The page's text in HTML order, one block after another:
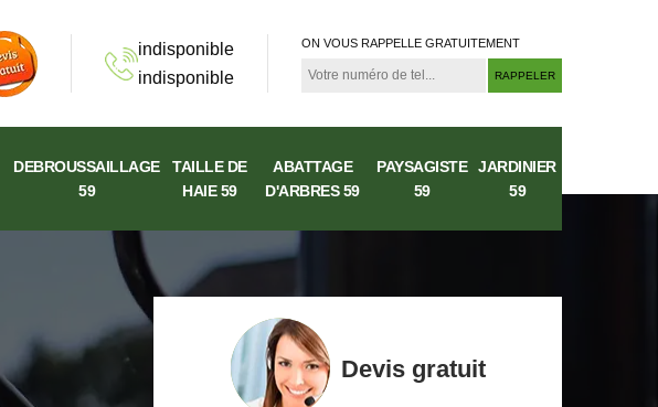
indisponible
indisponible
ON VOUS RAPPELLE GRATUITEMENT
DEBROUSSAILLAGE
59
TAILLE DE
HAIE 59
ABATTAGE
D'ARBRES 59
PAYSAGISTE
59
JARDINIER
59
Devis gratuit